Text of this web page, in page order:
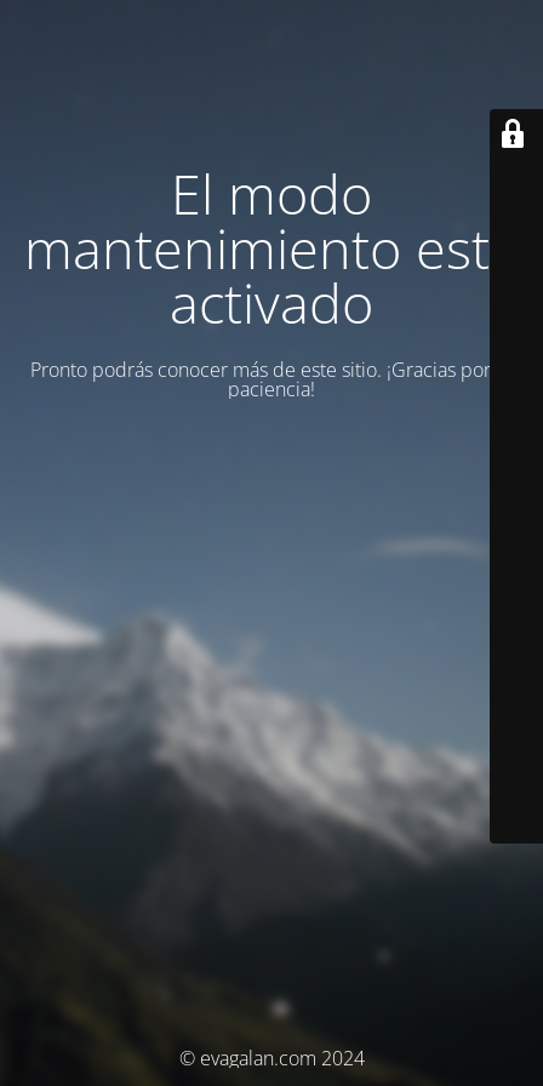
El modo
mantenimiento está
activado
Pronto podrás conocer más de este sitio. ¡Gracias por tu
paciencia!
© evagalan.com 2024